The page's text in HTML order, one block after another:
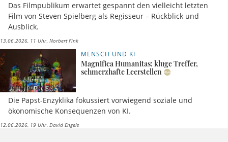
Das Filmpublikum erwartet gespannt den vielleicht letzten
Film von Steven Spielberg als Regisseur – Rückblick und
Ausblick.
13.06.2026, 11 Uhr Norbert Fink
MENSCH UND KI
Magnifica Humanitas: kluge Treffer,
schmerzhafte Leerstellen
Die Papst-Enzyklika fokussiert vorwiegend soziale und
ökonomische Konsequenzen von KI.
12.06.2026, 19 Uhr David Engels